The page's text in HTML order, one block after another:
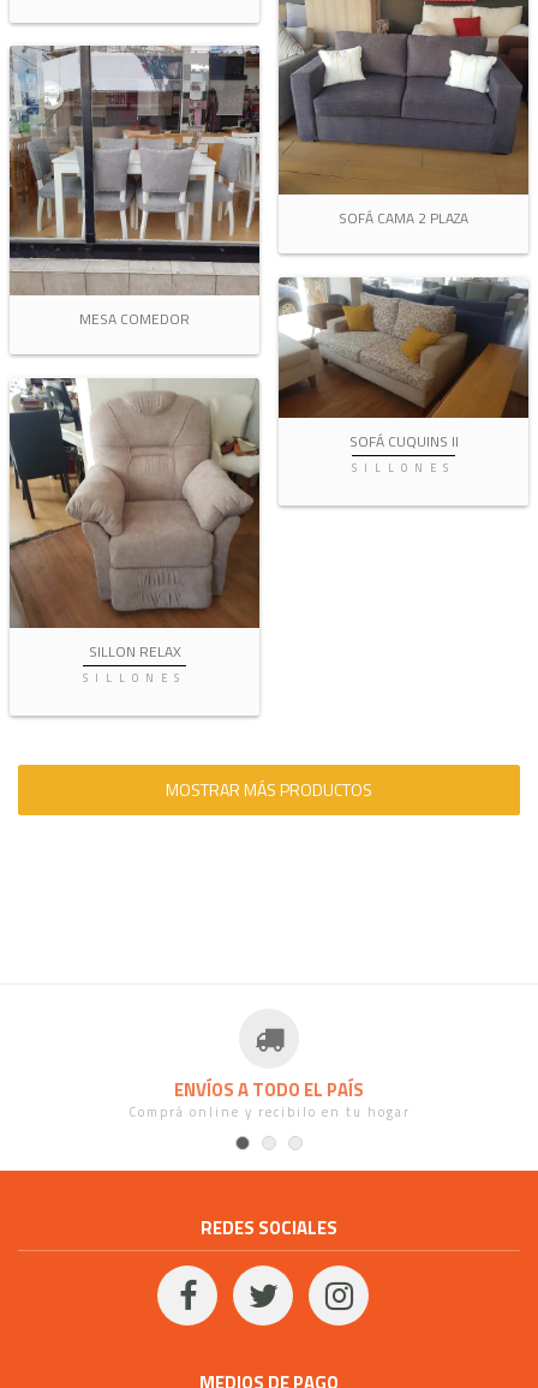
SOFÁ CAMA 2 PLAZA
MESA COMEDOR
SOFÁ CUQUINS II
SILLONES
SILLON RELAX
SILLONES
MOSTRAR MÁS PRODUCTOS
ENVÍOS A TODO EL PAÍS
Comprá online y recibilo en tu hogar
REDES SOCIALES
MEDIOS DE PAGO